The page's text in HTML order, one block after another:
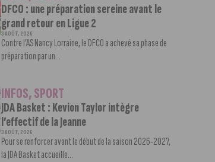
DFCO : une préparation sereine avant le
grand retour en Ligue 2
3 AOÛT, 2026
Contre l’AS Nancy Lorraine, le DFCO a achevé sa phase de
préparation par un...
INFOS,SPORT
JDA Basket : Kevion Taylor intègre
l’effectif de la Jeanne
3 AOÛT, 2026
Pour se renforcer avant le début de la saison 2026-2027,
la JDA Basket accueille...